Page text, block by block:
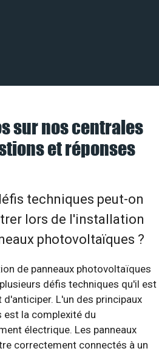
sur nos centrales
et réponses
techniques peut-on
lors de l'installation
photovoltaïques ?
de panneaux photovoltaïques
défis techniques qu'il est
L'un des principaux
est la complexité du
électrique. Les panneaux
correctement connectés à un